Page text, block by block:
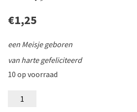
€1,25
een Meisje geboren
van harte gefeliciteerd
10 op voorraad
GD49
aantal